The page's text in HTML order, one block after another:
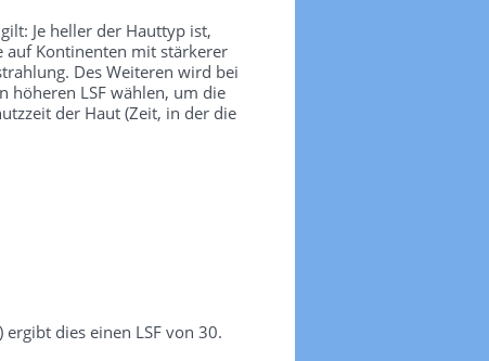
Je heller der Hauttyp ist,
auf Kontinenten mit stärkerer
Des Weiteren wird bei
höheren LSF wählen, um die
der Haut (Zeit, in der die
dies einen LSF von 30.